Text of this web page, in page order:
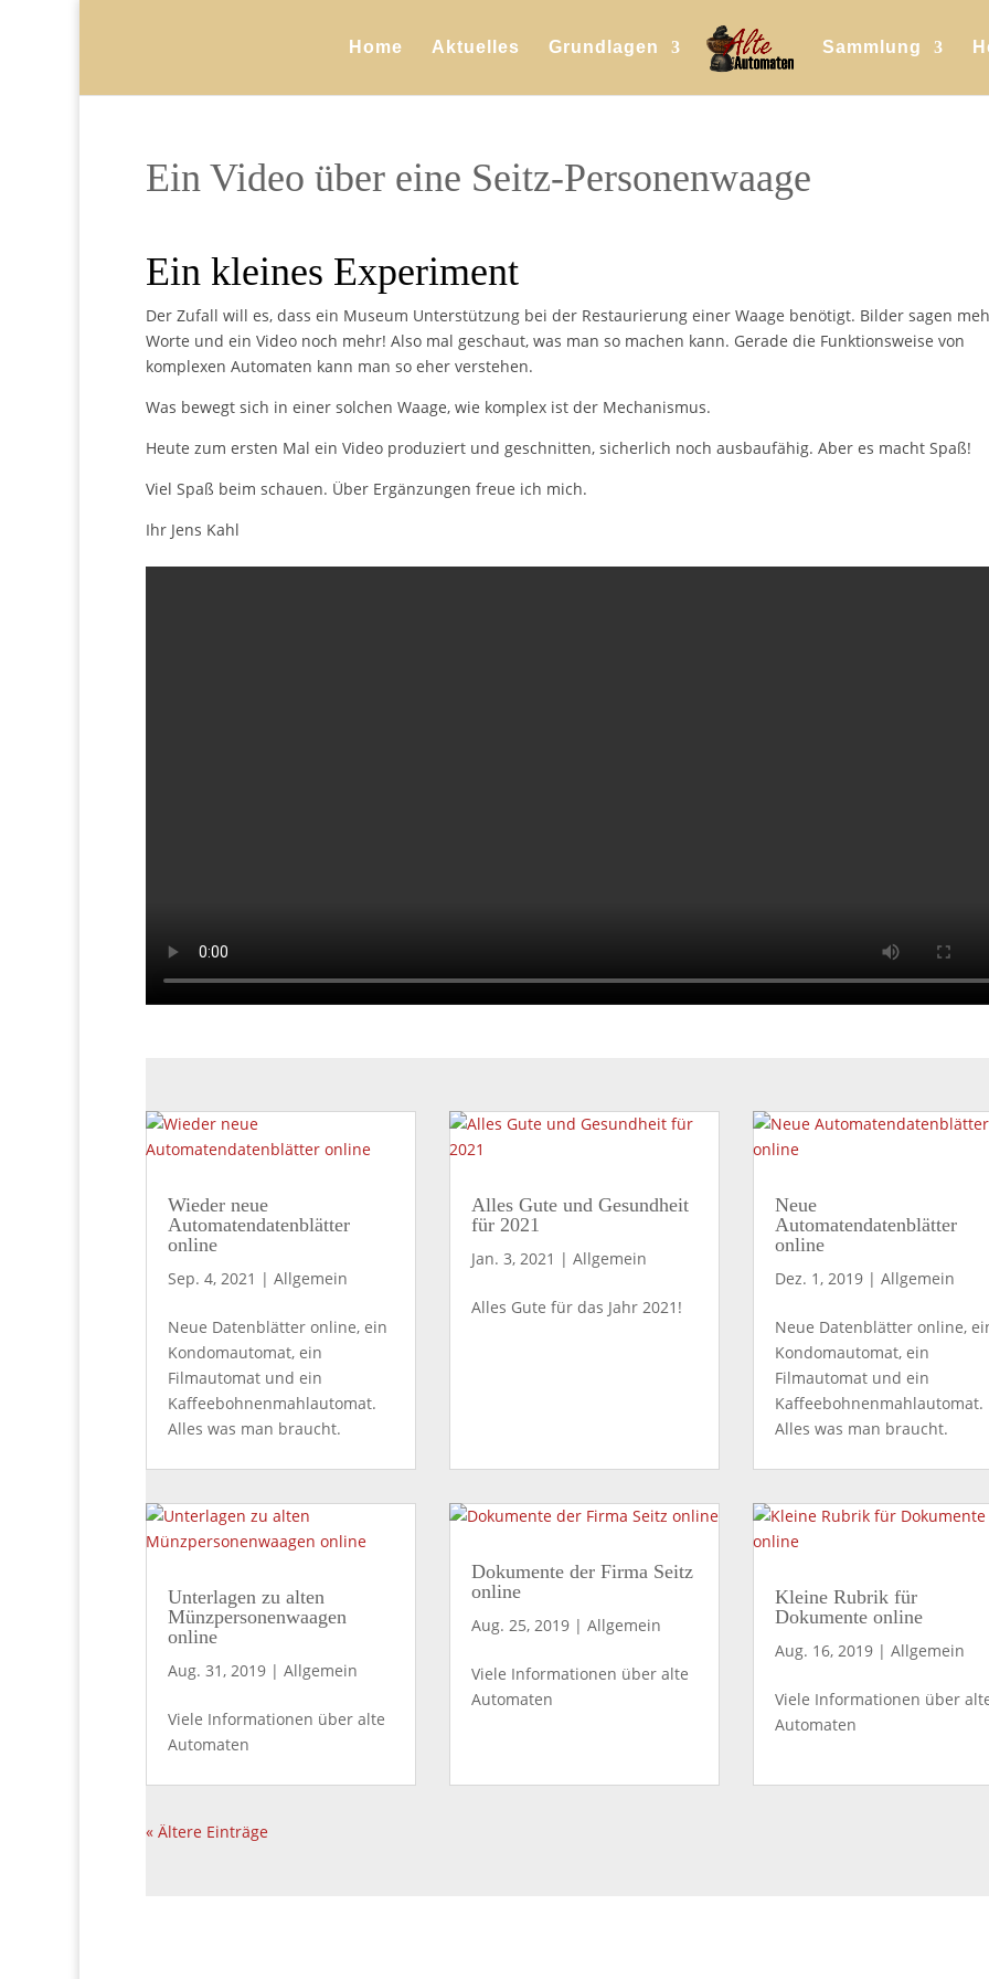
Home Aktuelles Grundlagen Sammlung
Ein Video über eine Seitz-Personenwaage
Ein kleines Experiment
Der Zufall will es, dass ein Museum Unterstützung bei der Restaurierung einer Waage benötigt. Bilder sagen
Worte und ein Video noch mehr! Also mal geschaut, was man so machen kann. Gerade die Funktionsweise von
komplexen Automaten kann man so eher verstehen.
Was bewegt sich in einer solchen Waage, wie komplex ist der Mechanismus.
Heute zum ersten Mal ein Video produziert und geschnitten, sicherlich noch ausbaufähig. Aber es macht Spaß!
Viel Spaß beim schauen. Über Ergänzungen freue ich mich.
Ihr Jens Kahl
Wieder neue
Automatendatenblätter
online
Sep. 4, 2021 | Allgemein
Neue Datenblätter online, ein
Kondomautomat, ein
Filmautomat und ein
Kaffeebohnenmahlautomat.
Alles was man braucht.
Alles Gute und Gesundheit
für 2021
Jan. 3, 2021 |Allgemein
Alles Gute für das Jahr 2021!
Neue
Automatendatenblätter
online
Dez. 1, 2019 |Allgemein
Neue Datenblätter online,
Kondomautomat, ein
Filmautomat und ein
Kaffeebohnenmahlautomat.
Alles was man braucht.
Unterlagen zu alten
Münzpersonenwaagen
online
Aug. 31, 2019 | Allgemein
Viele Informationen über alte
Automaten
Dokumente der Firma Seitz
online
Aug. 25, 2019 |Allgemein
Viele Informationen über alte
Automaten
Kleine Rubrik für
Dokumente online
Aug. 16, 2019 |Allgemein
Viele Informationen über
Automaten
« Ältere Einträge